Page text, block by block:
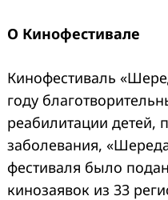
О Кинофестивале
Кинофестиваль
году
реабилитации детей,
заболевания,
фестиваля было
кинозаявок из 33